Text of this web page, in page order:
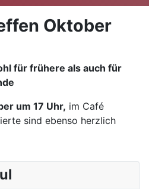
Oktober
für frühere als auch für
um 17 Uhr, im Café
sind ebenso herzlich